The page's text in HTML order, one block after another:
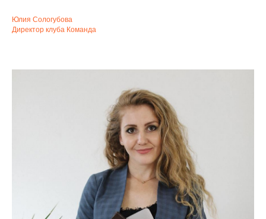
Юлия Сологубова
Директор клуба Команда